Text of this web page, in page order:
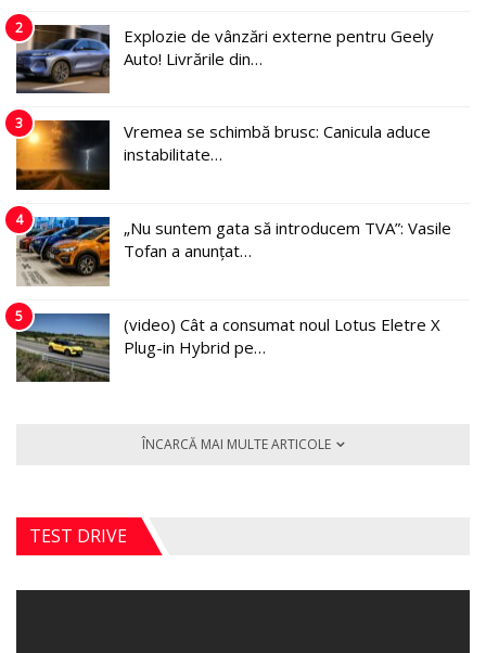
2
Explozie de vânzări externe pentru Geely
Auto! Livrările din…
3
Vremea se schimbă brusc: Canicula aduce
instabilitate…
4
„Nu suntem gata să introducem TVA”: Vasile
Tofan a anunțat…
5
(video) Cât a consumat noul Lotus Eletre X
Plug-in Hybrid pe…
ÎNCARCĂ MAI MULTE ARTICOLE
TEST DRIVE